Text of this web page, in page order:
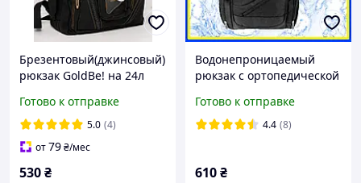
Брезентовый(джинсовый)
рюкзак GoldBe! на 24л
Готово к отправке
5.0 (4)
от79₴/мес
530₴
Водонепроницаемый
рюкзак с ортопедической
рюкзак с usb портом и
отделением для ноутбука
Готово к отправке
4.4 (8)
610₴